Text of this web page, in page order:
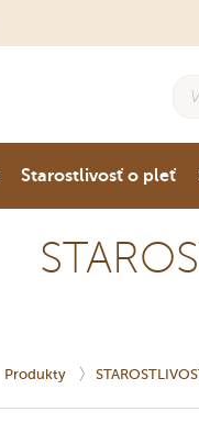
Starostlivosť o pleť
Produkty